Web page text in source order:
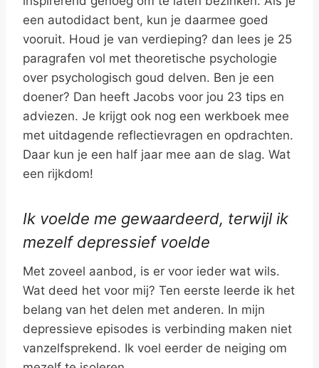
een autodidact bent, kun je daarmee goed
vooruit. Houd je van verdieping? dan lees je 25
paragrafen vol met theoretische psychologie
over psychologisch goud delven. Ben je een
doener? Dan heeft Jacobs voor jou 23 tips en
adviezen. Je krijgt ook nog een werkboek mee
met uitdagende reflectievragen en opdrachten.
Daar kun je een half jaar mee aan de slag. Wat
een rijkdom!
Ik voelde me gewaardeerd, terwijl ik
mezelf depressief voelde
Met zoveel aanbod, is er voor ieder wat wils.
Wat deed het voor mij? Ten eerste leerde ik het
belang van het delen met anderen. In mijn
depressieve episodes is verbinding maken niet
vanzelfsprekend. Ik voel eerder de neiging om